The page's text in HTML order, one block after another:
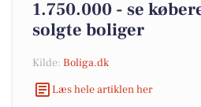
1.750.000 - se
solgte boliger
Kilde: Boliga.dk
Læs hele artiklen her